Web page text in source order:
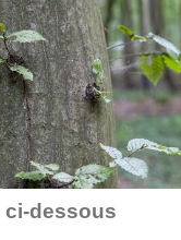
ci-dessous